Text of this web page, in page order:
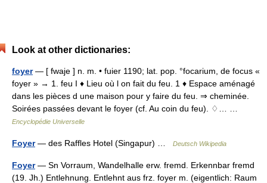
Look at other dictionaries:
foyer— [ fwaje ] n. m. • fuier 1190; lat. pop. °focarium, de focus «
foyer » → 1. feu I ♦ Lieu où l on fait du feu. 1 ♦ Espace aménagé
dans les pièces d une maison pour y faire du feu. ⇒ cheminée.
Soirées passées devant le foyer (cf. Au coin du feu). ♢… …
Encyclopédie Universelle
Foyer— des Raffles Hotel (Singapur) … Deutsch Wikipedia
Foyer— Sn Vorraum, Wandelhalle erw. fremd. Erkennbar fremd
(19. Jh.) Entlehnung. Entlehnt aus frz. foyer m. (eigentlich: Raum